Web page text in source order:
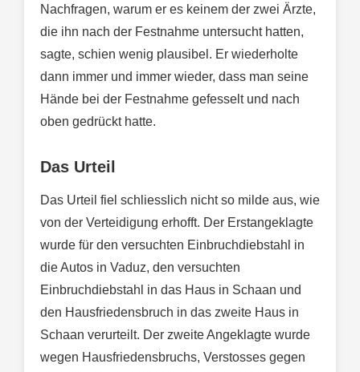
Nachfragen, warum er es keinem der zwei Ärzte,
die ihn nach der Festnahme untersucht hatten,
sagte, schien wenig plausibel. Er wiederholte
dann immer und immer wieder, dass man seine
Hände bei der Festnahme gefesselt und nach
oben gedrückt hatte.
Das Urteil
Das Urteil fiel schliesslich nicht so milde aus, wie
von der Verteidigung erhofft. Der Erstangeklagte
wurde für den versuchten Einbruchdiebstahl in
die Autos in Vaduz, den versuchten
Einbruchdiebstahl in das Haus in Schaan und
den Hausfriedensbruch in das zweite Haus in
Schaan verurteilt. Der zweite Angeklagte wurde
wegen Hausfriedensbruchs, Verstosses gegen